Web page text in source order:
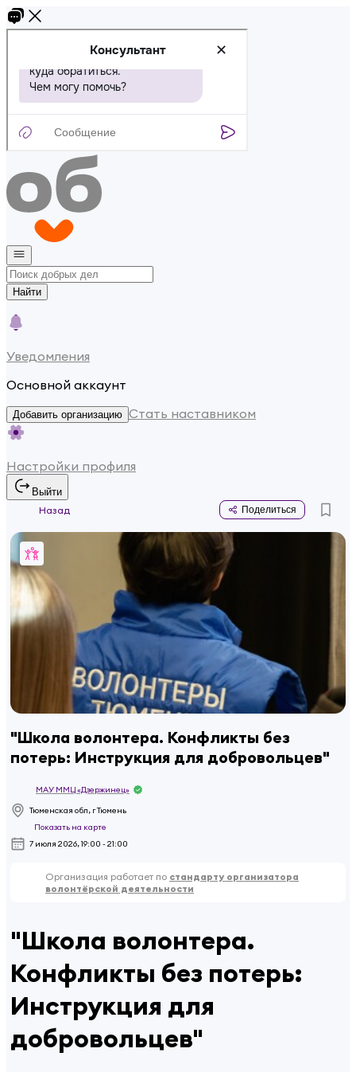
Найти
Уведомления
Основной аккаунт
Добавить организацию Стать наставником
Настройки профиля
Выйти
Назад
Поделиться
"Школа волонтера. Конфликты без
потерь: Инструкция для добровольцев"
МАУ ММЦ «Дзержинец»
Тюменская обл, г Тюмень
Показать на карте
7 июля 2026, 19:00 - 21:00
Организация работает по стандарту организатора
волонтёрской деятельности
"Школа волонтера.
Конфликты без потерь:
Инструкция для
добровольцев"